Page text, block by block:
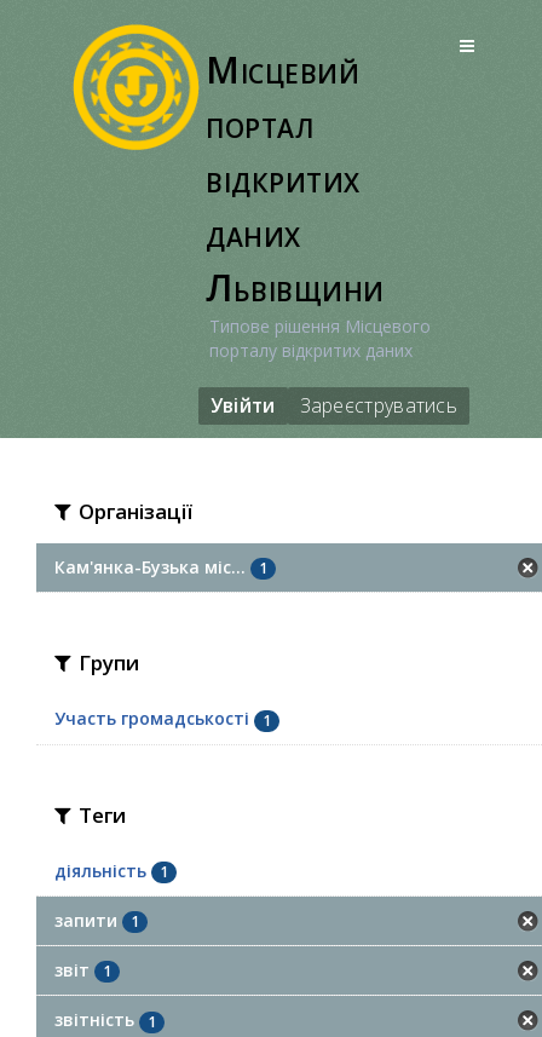
Місцевий
портал
відкритих
даних
Львівщини
Типове рішення Місцевого
порталу відкритих даних
Увійти Зареєструватись
Організації
Кам'янка-Бузька міс... 1
Групи
Участь громадськості 1
Теги
діяльність 1
запити 1
звіт 1
звітність 1